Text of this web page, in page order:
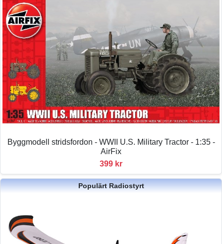
Byggmodell stridsfordon - WWII U.S. Military Tractor - 1:35 -
AirFix
399 kr
Populärt Radiostyrt